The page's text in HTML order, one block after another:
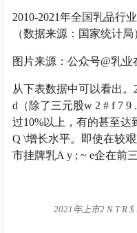
2010-2021年全国乳品行
（数据来源：国家统计局
图片来源：公众号@乳业
从下表数据中可以看出。
d （除了三元股w 2 # f 7 9 .
过10%以上，有的甚至达
Q \增长水平。即使在较
市挂牌乳A y ; ~ e企在前
2021年上市2 N T R $